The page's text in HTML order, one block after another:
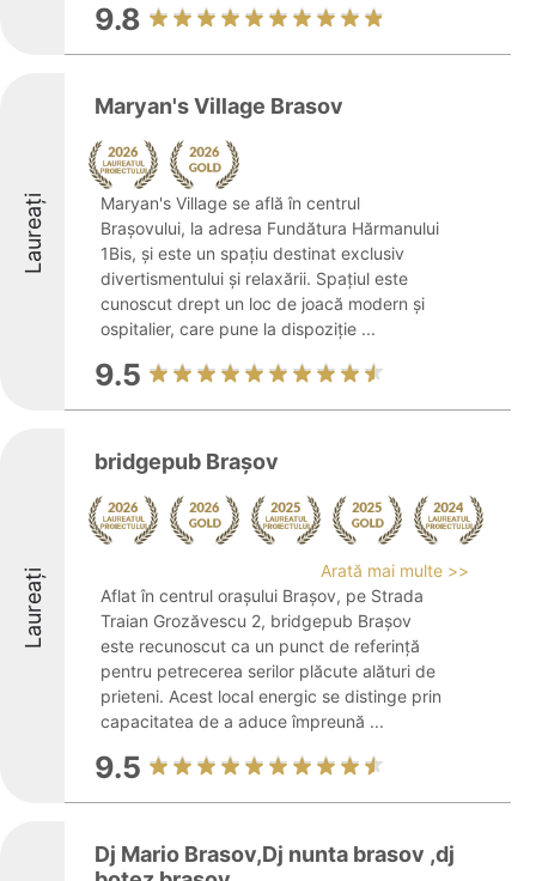
9.8
Laureați
Maryan's Village Brasov
Maryan's Village se află în centrul
Brașovului, la adresa Fundătura Hărmanului
1Bis, și este un spațiu destinat exclusiv
divertismentului și relaxării. Spațiul este
cunoscut drept un loc de joacă modern și
ospitalier, care pune la dispoziție ...
9.5
Laureați
bridgepub Brașov
Arată mai multe >>
Aflat în centrul orașului Brașov, pe Strada
Traian Grozăvescu 2, bridgepub Brașov
este recunoscut ca un punct de referință
pentru petrecerea serilor plăcute alături de
prieteni. Acest local energic se distinge prin
capacitatea de a aduce împreună ...
9.5
Dj Mario Brasov,Dj nunta brasov ,dj